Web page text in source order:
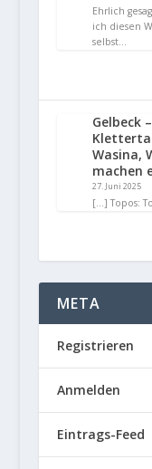
Ehrlich
ich diesen
selbst…
Gelbeck
Wasina,
machen
27. Juni 2025
[…] Topos:
META
Registrieren
Anmelden
Eintrags-Feed